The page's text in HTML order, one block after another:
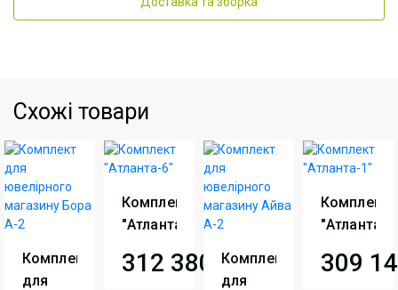
Схожі товари
Комплект
для
Комплект
"Атланта-6"
312 380 грн
Комплект
для
Комплект
"Атланта-
309